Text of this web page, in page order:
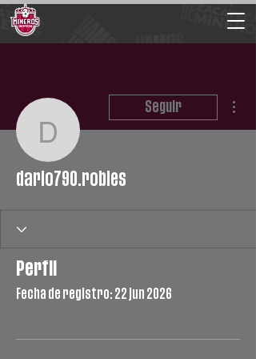
dario790.robles
Seguir
dario790.robles
Perfil
Fecha de registro: 22 jun 2026